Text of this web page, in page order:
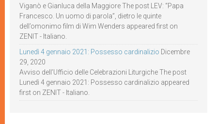
Viganò e Gianluca della Maggiore The post LEV: “Papa
Francesco. Un uomo di parola”, dietro le quinte
dell’omonimo film di Wim Wenders appeared first on
ZENIT - Italiano.
Lunedì 4 gennaio 2021: Possesso cardinalizio Dicembre
29, 2020
Avviso dell’Ufficio delle Celebrazioni Liturgiche The post
Lunedì 4 gennaio 2021: Possesso cardinalizio appeared
first on ZENIT - Italiano.